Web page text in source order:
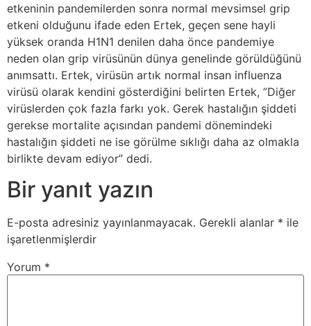
etkeninin pandemilerden sonra normal mevsimsel grip
etkeni olduğunu ifade eden Ertek, geçen sene hayli
yüksek oranda H1N1 denilen daha önce pandemiye
neden olan grip virüsünün dünya genelinde görüldüğünü
anımsattı. Ertek, virüsün artık normal insan influenza
virüsü olarak kendini gösterdiğini belirten Ertek, ”Diğer
virüslerden çok fazla farkı yok. Gerek hastalığın şiddeti
gerekse mortalite açısından pandemi dönemindeki
hastalığın şiddeti ne ise görülme sıklığı daha az olmakla
birlikte devam ediyor” dedi.
Bir yanıt yazın
E-posta adresiniz yayınlanmayacak. Gerekli alanlar * ile
işaretlenmişlerdir
Yorum *